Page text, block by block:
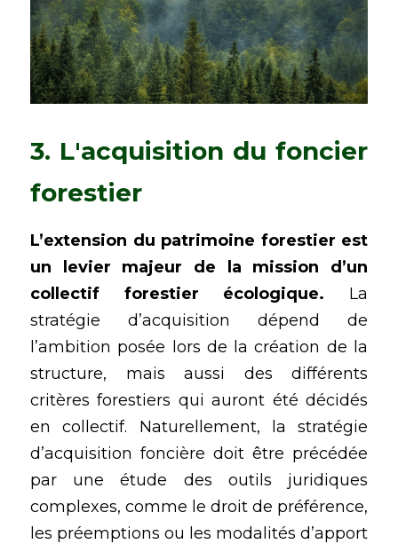
3. L'acquisition du foncier
forestier
L’extension du patrimoine forestier est
un levier majeur de la mission d’un
collectif forestier écologique. La
stratégie d’acquisition dépend de
l’ambition posée lors de la création de la
structure, mais aussi des différents
critères forestiers qui auront été décidés
en collectif. Naturellement, la stratégie
d’acquisition foncière doit être précédée
par une étude des outils juridiques
complexes, comme le droit de préférence,
les préemptions ou les modalités d’apport